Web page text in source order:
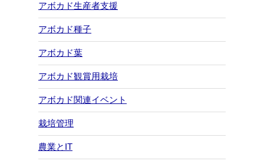
アボカド生産者支援
アボカド種子
アボカド葉
アボカド観賞用栽培
アボカド関連イベント
栽培管理
農業とIT